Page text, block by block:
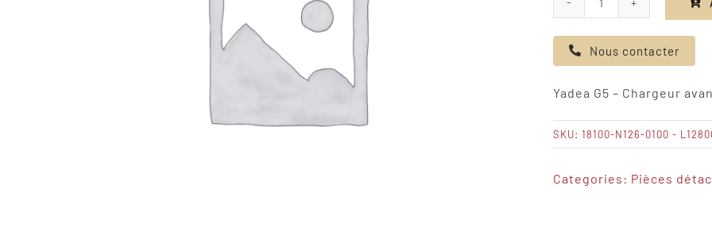
quantité
de
Yadea
-
Chargeur
avant
Nous contacter
Yadea G5 – Chargeur
SKU: 18100-N126-0100 -
Categories: Pièces